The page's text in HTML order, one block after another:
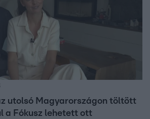
utolsó Magyarországon töltött
a Fókusz lehetett ott